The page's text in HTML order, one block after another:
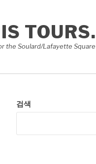
TOURS.
the Soulard/Lafayette
검색